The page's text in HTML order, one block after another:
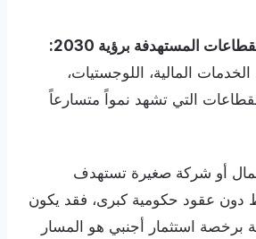
المستهدفة برؤية 2030:
الخدمات المالية، اللوجستيات،
التي تشهد نمواً متسارعاً
أو شركة صغيرة تستهدف
دون عقود حكومية كبرى، فقد يكون
برخصة استثمار أجنبي هو المسار